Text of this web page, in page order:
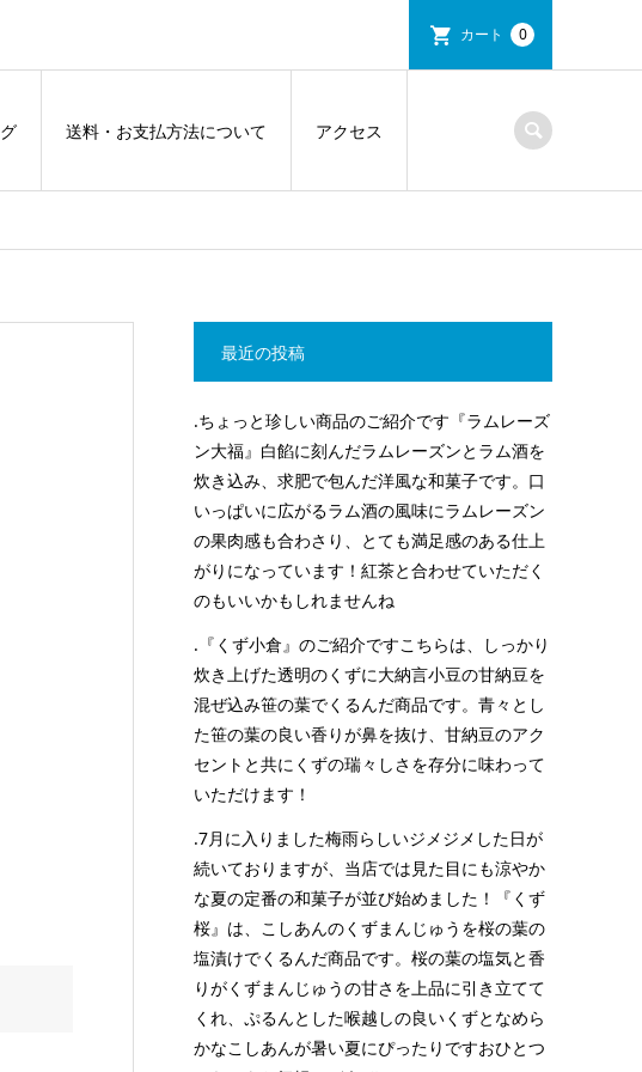
カート 0
送料・お支払方法について アクセス
最近の投稿
.ちょっと珍しい商品のご紹介です『ラムレーズ
ン大福』白餡に刻んだラムレーズンとラム酒を
炊き込み、求肥で包んだ洋風な和菓子です。口
いっぱいに広がるラム酒の風味にラムレーズン
の果肉感も合わさり、とても満足感のある仕上
がりになっています！紅茶と合わせていただく
のもいいかもしれませんね
.『くず小倉』のご紹介ですこちらは、しっかり
炊き上げた透明のくずに大納言小豆の甘納豆を
混ぜ込み笹の葉でくるんだ商品です。青々とし
た笹の葉の良い香りが鼻を抜け、甘納豆のアク
セントと共にくずの瑞々しさを存分に味わって
いただけます！
.7月に入りました梅雨らしいジメジメした日が
続いておりますが、当店では見た目にも涼やか
な夏の定番の和菓子が並び始めました！『くず
桜』は、こしあんのくずまんじゅうを桜の葉の
塩漬けでくるんだ商品です。桜の葉の塩気と香
りがくずまんじゅうの甘さを上品に引き立てて
くれ、ぷるんとした喉越しの良いくずとなめら
かなこしあんが暑い夏にぴったりですおひとつ